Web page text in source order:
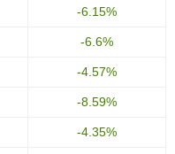
-6.15%
-6.6%
-4.57%
-8.59%
-4.35%